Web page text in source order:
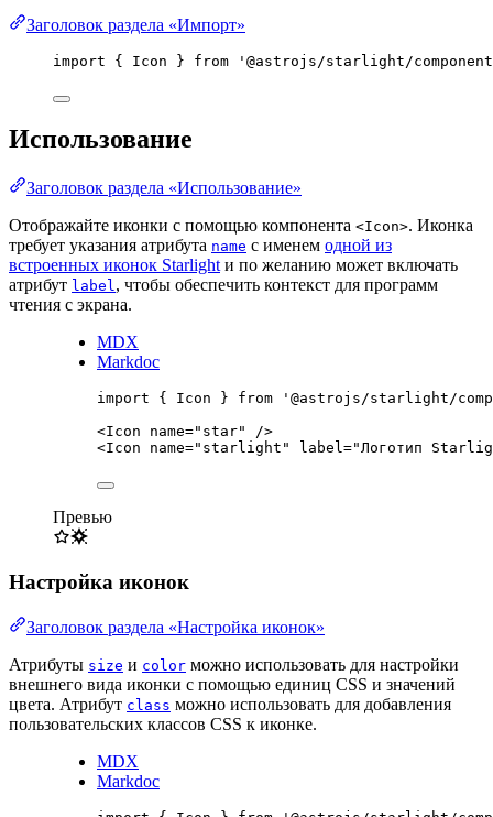
Заголовок раздела «Импорт»
import { Icon } from ' @astrojs/starlight/
Использование
Заголовок раздела «Использование»
Отображайте иконки с помощью компонента <Icon>. Иконка
требует указания атрибута name с именем одной из
встроенных иконок Starlight и по желанию может включать
атрибут label, чтобы обеспечить контекст для программ
чтения с экрана.
MDX
Markdoc
import { Icon } from ' @astrojs/starlight/
<Icon name=" star"
/>
<Icon name=" starlight " label="Логотип
Превью
Настройка иконок
Заголовок раздела «Настройка иконок»
Атрибуты size и color можно использовать для настройки
внешнего вида иконки с помощью единиц CSS и значений
цвета. Атрибут class можно использовать для добавления
пользовательских классов CSS к иконке.
MDX
Markdoc